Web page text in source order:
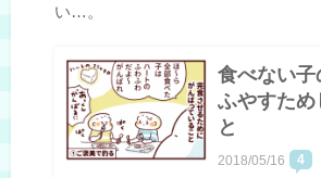
い…。
食べない子
ふやすため
と
2018/05/16 4